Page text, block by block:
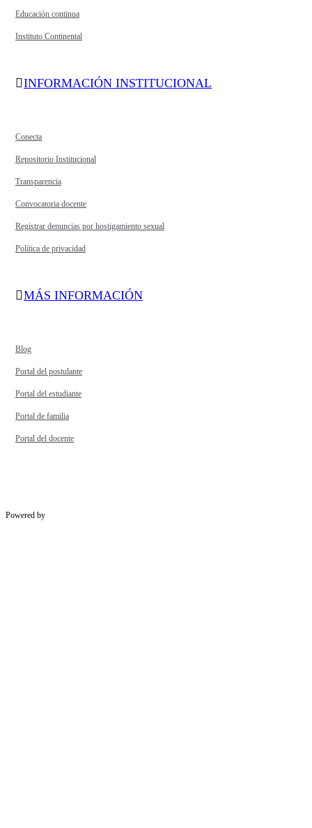
Educación continua
Instituto Continental
INFORMACIÓN INSTITUCIONAL
Conecta
Repositorio Institucional
Transparencia
Convocatoria docente
Registrar denuncias por hostigamiento sexual
Política de privacidad
MÁS INFORMACIÓN
Blog
Portal del postulante
Portal del estudiante
Portal de familia
Portal del docente
Powered by